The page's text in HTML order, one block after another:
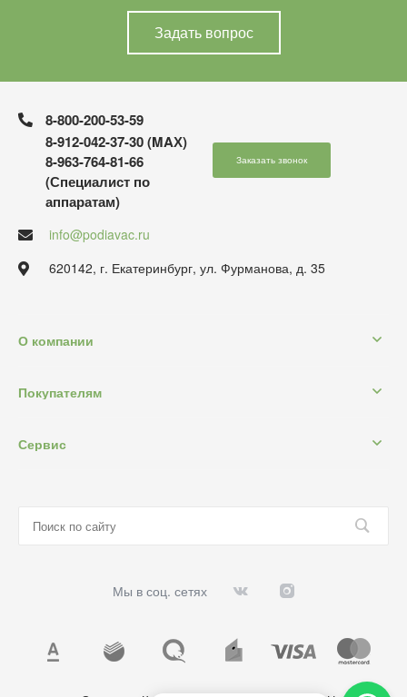
Задать вопрос
8-800-200-53-59
8-912-042-37-30 (MAХ)
8-963-764-81-66
(Специалист по
аппаратам)
Заказать звонок
info@podiavac.ru
620142, г. Екатеринбург, ул. Фурманова, д. 35
О компании
Покупателям
Сервис
Мы в соц. сетях